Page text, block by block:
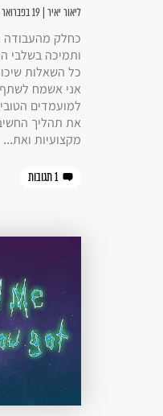
ליאור יאיר | 19 בפברואר 2026
ותמיכה בשלבי
כל השאלות
אני אשמח
למועמדים
את תהליך
מקצועיות ואת...
1 תגובות